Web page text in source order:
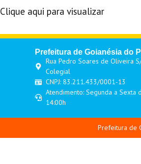
Clique aqui para visualizar
Prefeitura de Goianésia do
Rua Pedro Soares de Oliveira
Colegial
CNPJ: 83.211.433/0001-13
Atendimento: Segunda a Sexta
14:00h
Prefeitura de